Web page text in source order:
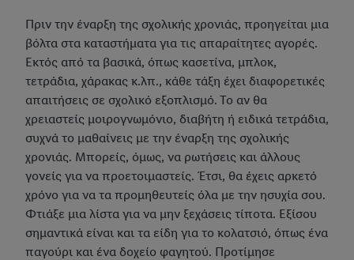
Πριν την έναρξη της σχολικής χρονιάς, προηγείται μια
βόλτα στα καταστήματα για τις απαραίτητες αγορές.
Εκτός από τα βασικά, όπως κασετίνα, μπλοκ,
τετράδια, χάρακας κ.λπ., κάθε τάξη έχει διαφορετικές
απαιτήσεις σε σχολικό εξοπλισμό. Το αν θα
χρειαστείς μοιρογνωμόνιο, διαβήτη ή ειδικά τετράδια,
συχνά το μαθαίνεις με την έναρξη της σχολικής
χρονιάς. Μπορείς, όμως, να ρωτήσεις και άλλους
γονείς για να προετοιμαστείς. Έτσι, θα έχεις αρκετό
χρόνο για να τα προμηθευτείς όλα με την ησυχία σου.
Φτιάξε μια λίστα για να μην ξεχάσεις τίποτα. Εξίσου
σημαντικά είναι και τα είδη για το κολατσιό, όπως ένα
παγούρι και ένα δοχείο φαγητού. Προτίμησε